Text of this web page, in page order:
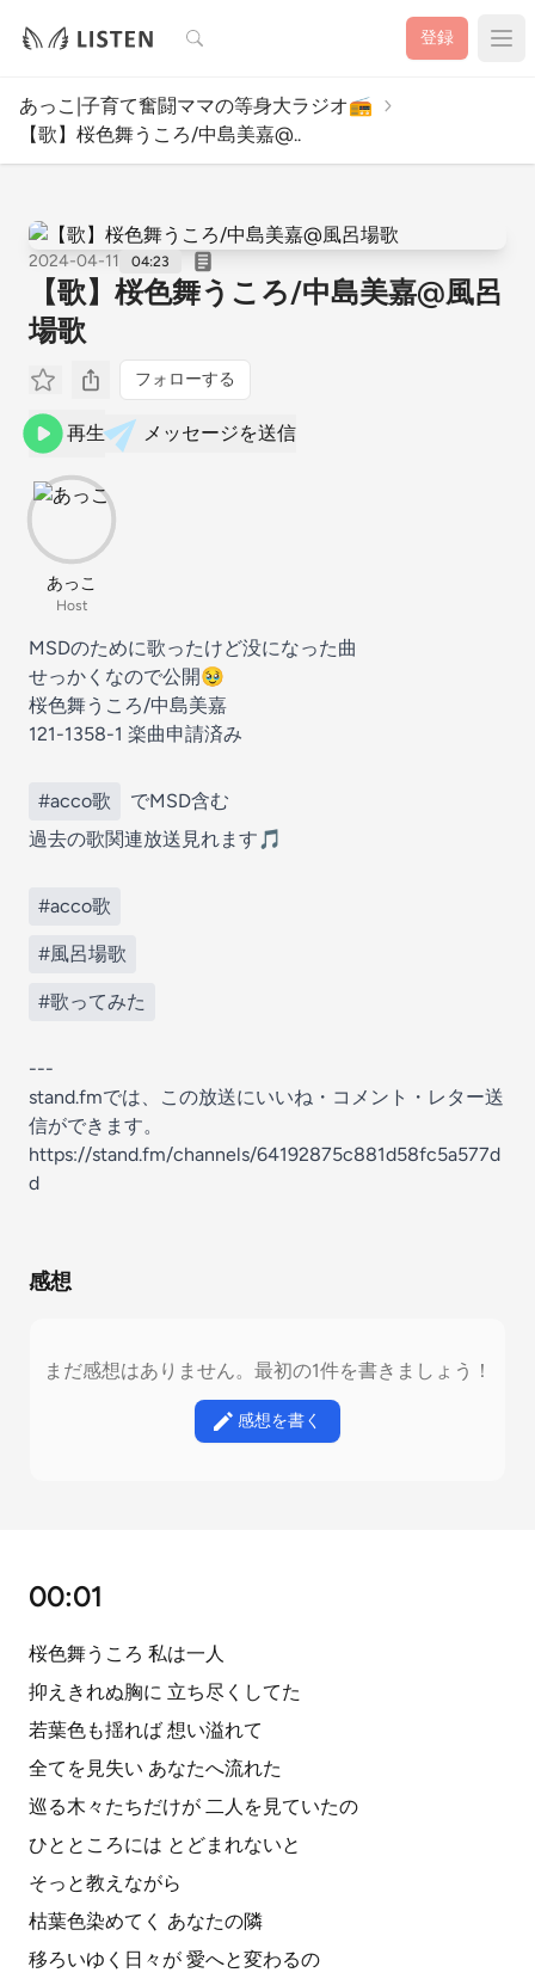
検索 登録
あっこ|子育て奮闘ママの等身大ラジオ📻
【歌】桜色舞うころ/中島美嘉@..
2024-04-11 04:23
【歌】桜色舞うころ/中島美嘉@風呂
場歌
フォローする
再生 メッセージを送信
あっこ
Host
MSDのために歌ったけど没になった曲
せっかくなので公開🥹
桜色舞うころ/中島美嘉
121-1358-1 楽曲申請済み
#acco歌
でMSD含む
過去の歌関連放送見れます🎵
#acco歌
#風呂場歌
#歌ってみた
---
stand.fmでは、この放送にいいね・コメント・レター送
信ができます。
https://stand.fm/channels/64192875c881d58fc5a577d
d
感想
まだ感想はありません。最初の1件を書きましょう！
感想を書く
00:01
桜色舞うころ 私は一人
抑えきれぬ胸に 立ち尽くしてた
若葉色も揺れば 想い溢れて
全てを見失い あなたへ流れた
巡る木々たちだけが 二人を見ていたの
ひとところには とどまれないと
そっと教えながら
枯葉色染めてく あなたの隣
移ろいゆく日々が 愛へと変わるの